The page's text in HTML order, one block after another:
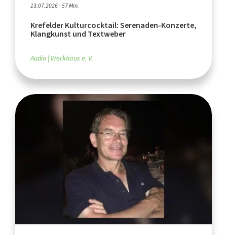
13.07.2026 - 57 Min.
Krefelder Kulturcocktail: Serenaden-Konzerte,
Klangkunst und Textweber
Audio Werkhaus e. V.